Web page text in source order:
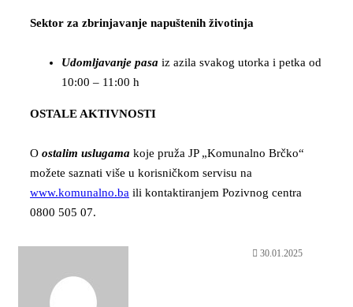
Sektor za zbrinjavanje napuštenih životinja
Udomljavanje pasa iz azila svakog utorka i petka od
10:00 – 11:00 h
OSTALE AKTIVNOSTI
O ostalim uslugama koje pruža JP „Komunalno Brčko“
možete saznati više u korisničkom servisu na
www.komunalno.ba ili kontaktiranjem Pozivnog centra
0800 505 07.
30.01.2025